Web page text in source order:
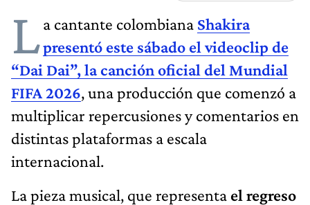
La cantante colombiana Shakira
presentó este sábado el videoclip de
“Dai Dai”, la canción oficial del Mundial
FIFA 2026, una producción que comenzó a
multiplicar repercusiones y comentarios en
distintas plataformas a escala
internacional.
La pieza musical, que representa el regreso